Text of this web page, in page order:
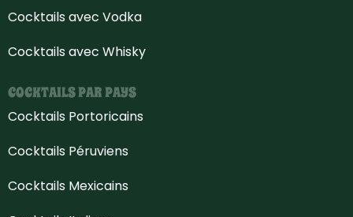
Cocktails avec Vodka
Cocktails avec Whisky
COCKTAILS PAR PAYS
Cocktails Portoricains
Cocktails Péruviens
Cocktails Mexicains